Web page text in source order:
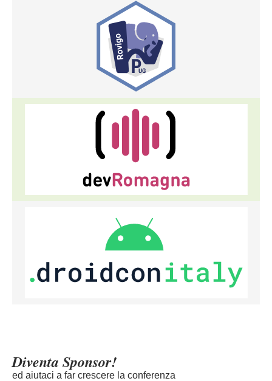
Diventa Sponsor!
ed aiutaci a far crescere la conferenza